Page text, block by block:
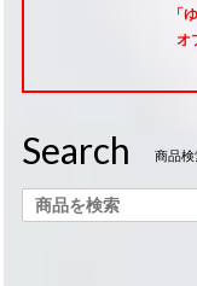
「
オ
Search 商品検